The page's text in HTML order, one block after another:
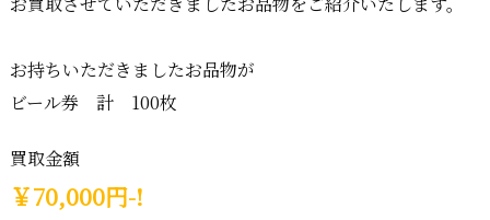
お持ちいただきましたお品物が
ビール券 計 100枚
買取金額
￥70,000円-!